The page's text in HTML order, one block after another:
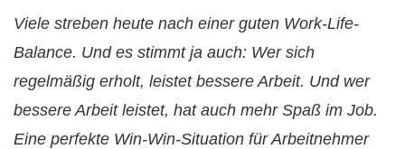
Viele streben heute nach einer guten Work-Life-
Balance. Und es stimmt ja auch: Wer sich
regelmäßig erholt, leistet bessere Arbeit. Und wer
bessere Arbeit leistet, hat auch mehr Spaß im Job.
Eine perfekte Win-Win-Situation für Arbeitnehmer